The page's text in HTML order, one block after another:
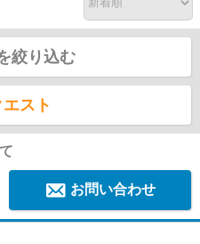
絞り込む
スト
お問い合わせ